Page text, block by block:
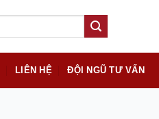
LIÊN HỆ ĐỘI NGŨ TƯ VẤN